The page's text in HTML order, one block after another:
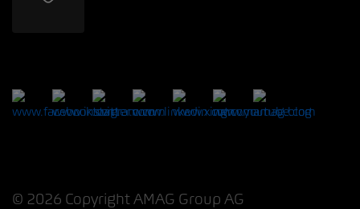
© 2026 Copyright AMAG Group AG